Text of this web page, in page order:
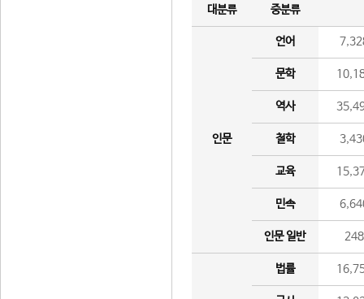
대분류
중분류
인문
언어
문학
역사
철학
교육
민속
인문 일반 248
법률